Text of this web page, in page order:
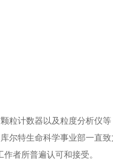
计数器以及粒度分析仪
尔特生命科学事业部一直
者所普遍认可和接受。